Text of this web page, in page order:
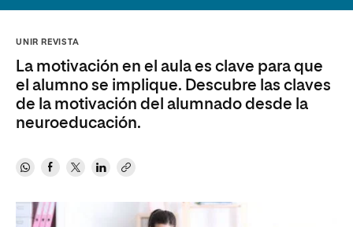
UNIR REVISTA
La motivación en el aula es clave para que
el alumno se implique. Descubre las claves
de la motivación del alumnado desde la
neuroeducación.